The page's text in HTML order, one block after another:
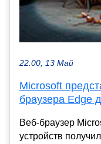
22:00, 13 Май
Microsoft
браузера Edge
Веб-браузер
устройств